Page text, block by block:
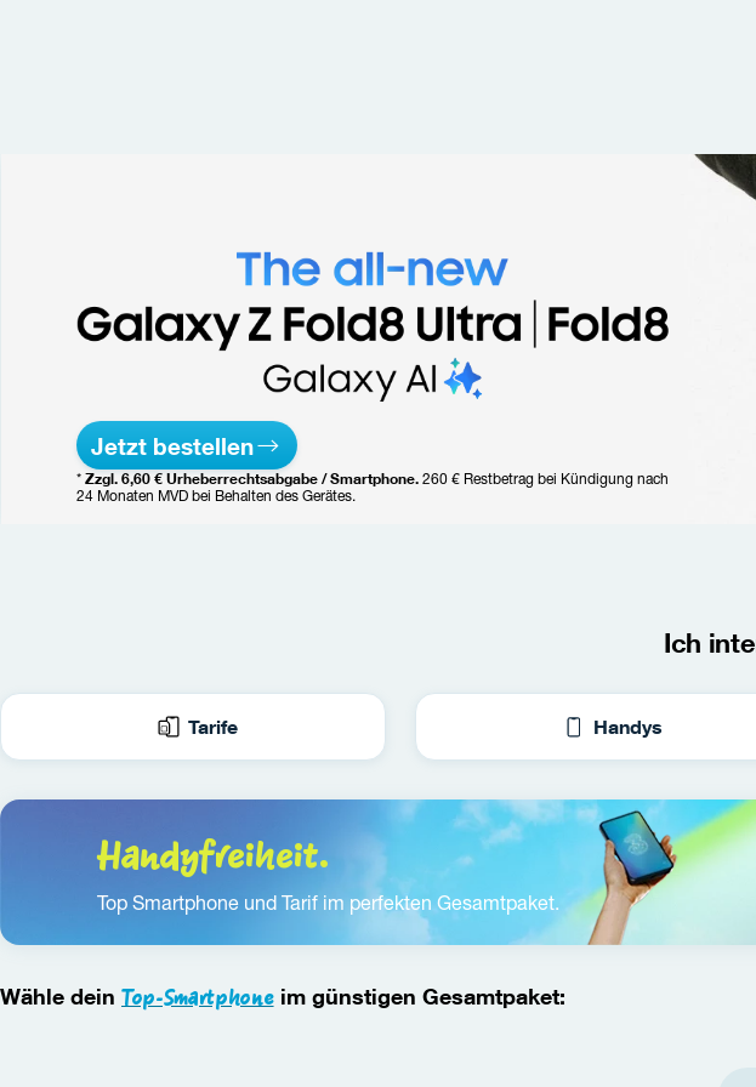
Jetzt bestellen
* Zzgl. 6,60 € Urheberrechtsabgabe / Smartphone. 260 € Restbetrag bei Kündigung nach
24 Monaten MVD bei Behalten des Gerätes.
Ich
Tarife Handys
Handyfreiheit.
Top Smartphone und Tarif im perfekten Gesamtpaket.
Wähle dein Top-Smartphone im günstigen Gesamtpaket: